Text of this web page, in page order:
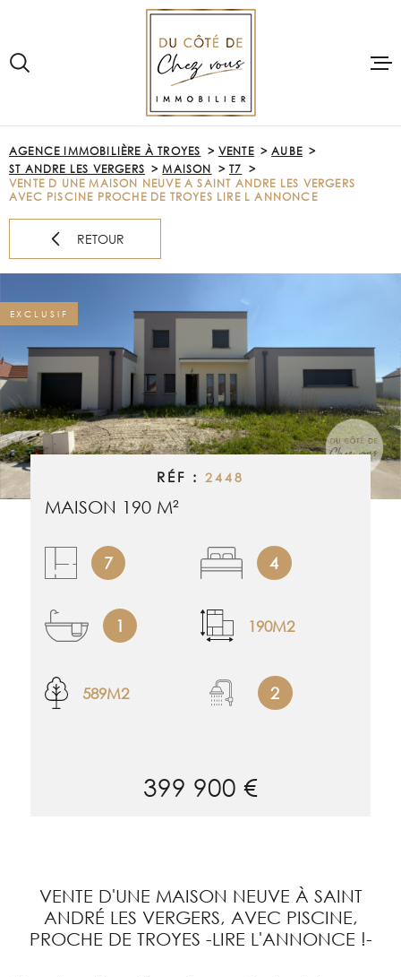
recherche
principal
ACCUEIL
ACHETER
NOTRE
ALERTE
AGENCE IMMOBILIÈRE À TROYES VENTE
AUBE
ST ANDRE LES VERGERS
MAISON
T7
VENTE D UNE MAISON NEUVE A SAINT ANDRE LES VERGERS
AVEC PISCINE PROCHE DE TROYES LIRE L ANNONCE
RETOUR
EXCLUSIF
RÉF :2448
MAISON 190 M²
7 4
1 190M2
589M2 2
399 900 €
VENTE D'UNE MAISON NEUVE À SAINT
ANDRÉ LES VERGERS, AVEC PISCINE,
PROCHE DE TROYES -LIRE L'ANNONCE !-
VOTRE
RECHERCHE
TYPE
D'OFFRE
VENTE
VILLE
Budget
BUDGET
RECHERCHER